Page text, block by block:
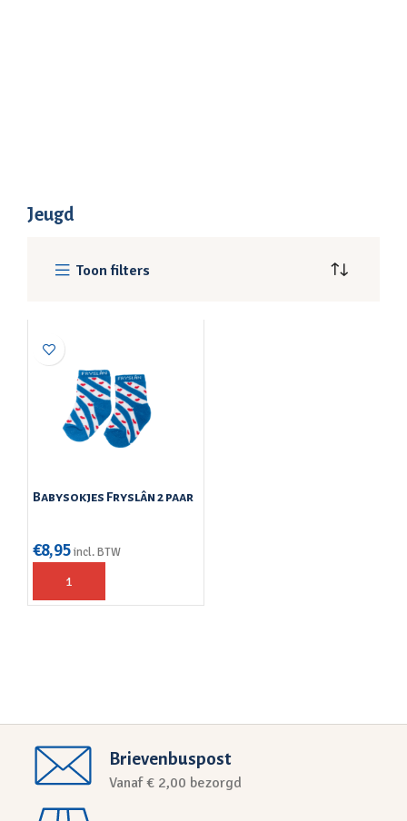
Jeugd
Toon filters
Babysokjes Fryslân 2 paar
€8,95 incl. BTW
Brievenbuspost
Vanaf € 2,00 bezorgd